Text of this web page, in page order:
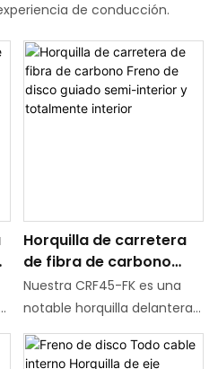
de conducción.
Horquilla de carretera
de fibra de carbono
Freno de disco guiado
semi-interior y
Nuestra CRF45-FK es una
notable horquilla delantera
con freno de disco de fibra
de carbono y eje pasante.